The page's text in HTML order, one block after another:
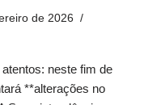
de 2026
neste fim de
**alterações no